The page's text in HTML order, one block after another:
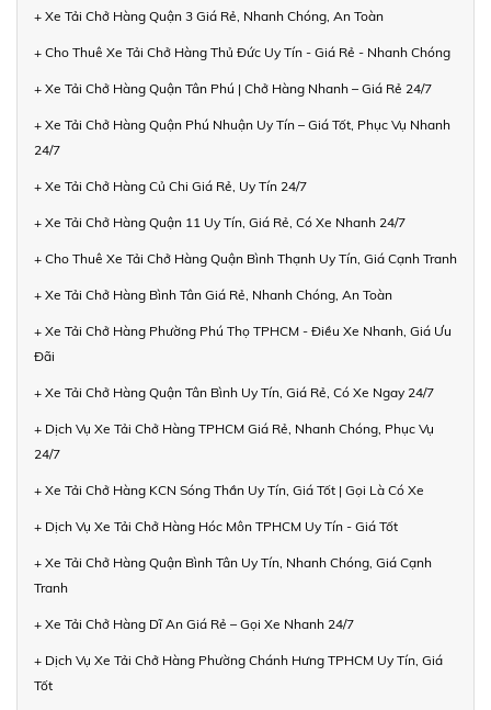
+ Xe Tải Chở Hàng Quận 3 Giá Rẻ, Nhanh Chóng, An Toàn
+ Cho Thuê Xe Tải Chở Hàng Thủ Đức Uy Tín - Giá Rẻ - Nhanh Chóng
+ Xe Tải Chở Hàng Quận Tân Phú | Chở Hàng Nhanh – Giá Rẻ 24/7
+ Xe Tải Chở Hàng Quận Phú Nhuận Uy Tín – Giá Tốt, Phục Vụ Nhanh
24/7
+ Xe Tải Chở Hàng Củ Chi Giá Rẻ, Uy Tín 24/7
+ Xe Tải Chở Hàng Quận 11 Uy Tín, Giá Rẻ, Có Xe Nhanh 24/7
+ Cho Thuê Xe Tải Chở Hàng Quận Bình Thạnh Uy Tín, Giá Cạnh Tranh
+ Xe Tải Chở Hàng Bình Tân Giá Rẻ, Nhanh Chóng, An Toàn
+ Xe Tải Chở Hàng Phường Phú Thọ TPHCM - Điều Xe Nhanh, Giá Ưu
Đãi
+ Xe Tải Chở Hàng Quận Tân Bình Uy Tín, Giá Rẻ, Có Xe Ngay 24/7
+ Dịch Vụ Xe Tải Chở Hàng TPHCM Giá Rẻ, Nhanh Chóng, Phục Vụ
24/7
+ Xe Tải Chở Hàng KCN Sóng Thần Uy Tín, Giá Tốt | Gọi Là Có Xe
+ Dịch Vụ Xe Tải Chở Hàng Hóc Môn TPHCM Uy Tín - Giá Tốt
+ Xe Tải Chở Hàng Quận Bình Tân Uy Tín, Nhanh Chóng, Giá Cạnh
Tranh
+ Xe Tải Chở Hàng Dĩ An Giá Rẻ – Gọi Xe Nhanh 24/7
+ Dịch Vụ Xe Tải Chở Hàng Phường Chánh Hưng TPHCM Uy Tín, Giá
Tốt